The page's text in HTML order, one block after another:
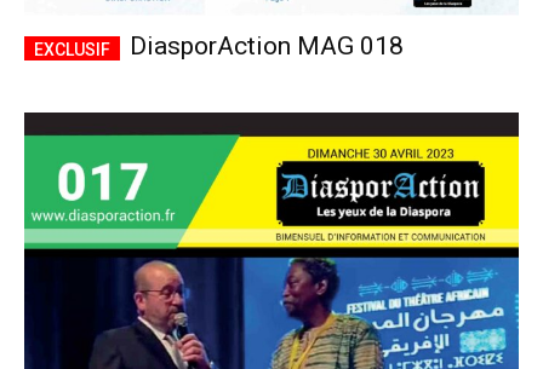
DiasporAction MAG 018